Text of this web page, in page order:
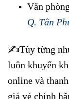
Văn
Q. Tân
✍️Tùy từng
luôn khuyến
online và
giá vé chính